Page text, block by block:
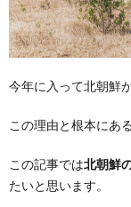
今年に入って北朝鮮
この理由と根本にあ
この記事では北朝鮮
たいと思います。